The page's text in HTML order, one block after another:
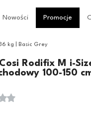
zaloguj się, aby
listy z
Nowości Promocje
kg | Basic Grey
Rodifix M i-
100-150